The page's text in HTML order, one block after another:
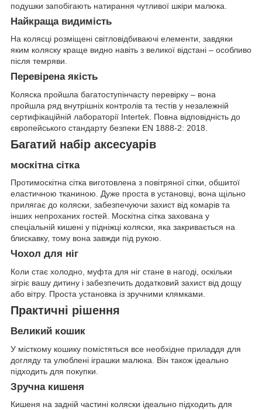
подушки запобігають натирання чутливої шкіри малюка.
Найкраща видимість
На колясці розміщені світловідбиваючі елементи, завдяки
яким коляску краще видно навіть з великої відстані – особливо
після темряви.
Перевірена якість
Коляска пройшла багатоступінчасту перевірку – вона
пройшла ряд внутрішніх контролів та тестів у незалежній
сертифікаційній лабораторії Intertek. Повна відповідність до
європейського стандарту безпеки EN 1888-2: 2018.
Багатий набір аксесуарів
москітна сітка
Протимоскітна сітка виготовлена з повітряної сітки, обшитої
еластичною тканиною. Дуже проста в установці, вона щільно
прилягає до коляски, забезпечуючи захист від комарів та
інших непроханих гостей. Москітна сітка захована у
спеціальній кишені у підніжці коляски, яка закривається на
блискавку, тому вона завжди під рукою.
Чохол для ніг
Коли стає холодно, муфта для ніг стане в нагоді, оскільки
зігріє вашу дитину і забезпечить додатковий захист від дощу
або вітру. Проста установка із зручними клямками.
Практичні рішення
Великий кошик
У місткому кошику помістяться все необхідне приладдя для
догляду та улюблені іграшки малюка. Він також ідеально
підходить для покупки.
Зручна кишеня
Кишеня на задній частині коляски ідеально підходить для